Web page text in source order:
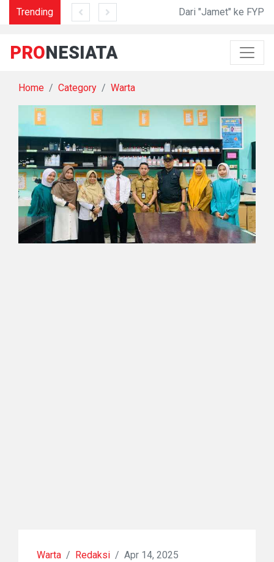
Trending
Garam di Lidah Sani Dari "Jamet" ke FYP
PRONESIATA
Home Category Warta
Warta / Redaksi / Apr 14, 2025